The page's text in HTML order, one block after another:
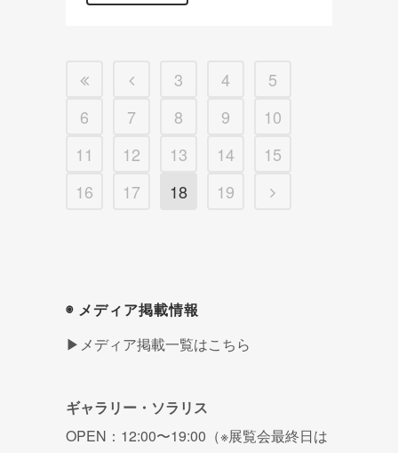
3 4
5
6
7 8 9
10
11
12 13 14
15
16
17 18 19
◉ メディア掲載情報
▶メディア掲載一覧はこちら
ギャラリー・ソラリス
OPEN：12:00〜19:00（※展覧会最終日は